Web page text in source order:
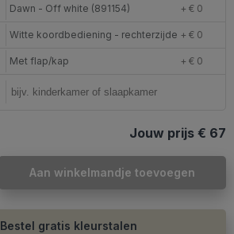
Dawn - Off white (891154) + € 0
Witte koordbediening - rechterzijde + € 0
Met flap/kap
+ € 0
Jouw prijs € 67
Aan winkelmandje toevoegen
Bestel gratis kleurstalen